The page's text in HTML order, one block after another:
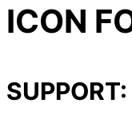
ICON